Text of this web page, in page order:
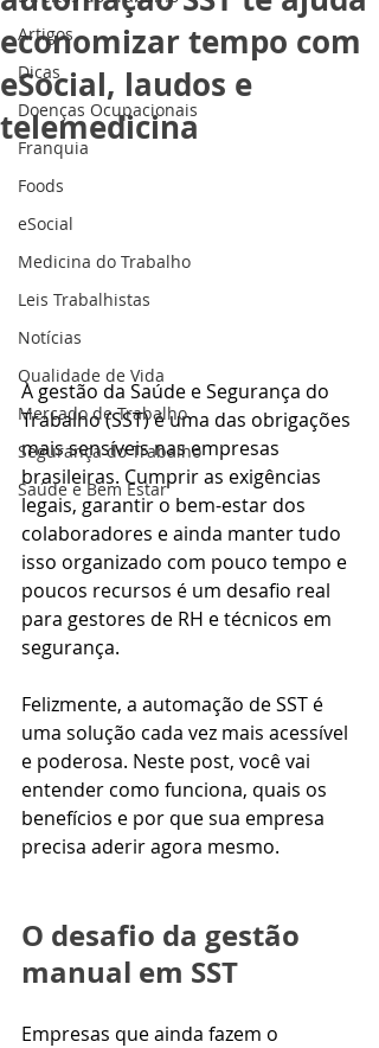
Artigos
Dicas
Doenças Ocupacionais
Franquia
Foods
eSocial
Medicina do Trabalho
Leis Trabalhistas
Notícias
Qualidade de Vida
Mercado de Trabalho
Segurança do Trabalho
Saúde e Bem Estar
economizar tempo com
eSocial, laudos e
telemedicina
A gestão da Saúde e Segurança do
Trabalho (SST) é uma das obrigações
mais sensíveis nas empresas
brasileiras. Cumprir as exigências
legais, garantir o bem-estar dos
colaboradores e ainda manter tudo
isso organizado com pouco tempo e
poucos recursos é um desafio real
para gestores de RH e técnicos em
segurança.
Felizmente, a automação de SST é
uma solução cada vez mais acessível
e poderosa. Neste post, você vai
entender como funciona, quais os
benefícios e por que sua empresa
precisa aderir agora mesmo.
O desafio da gestão
manual em SST
Empresas que ainda fazem o